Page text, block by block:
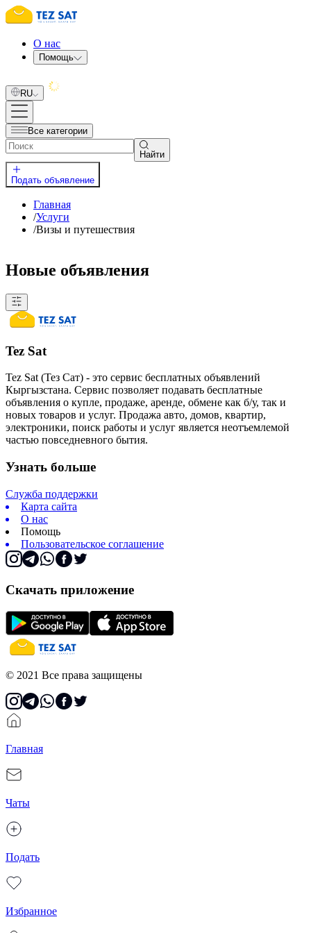
О нас
Помощь
RU
Все категории
Найти
Подать объявление
Главная
/Услуги
/Визы и путешествия
Новые объявления
Tez Sat
Tez Sat (Тез Сат) - это сервис бесплатных объявлений
Кыргызстана. Сервис позволяет подавать бесплатные
объявления о купле, продаже, аренде, обмене как б/у, так и
новых товаров и услуг. Продажа авто, домов, квартир,
электроники, поиск работы и услуг является неотъемлемой
частью повседневного бытия.
Узнать больше
Служба поддержки
Карта сайта
О нас
Помощь
Пользовательское соглашение
Скачать приложение
© 2021 Все права защищены
Главная
Чаты
Подать
Избранное